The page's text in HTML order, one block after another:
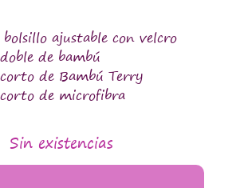
ajustable con velcro
de bambú
de Bambú Terry
de microfibra
Sin existencias